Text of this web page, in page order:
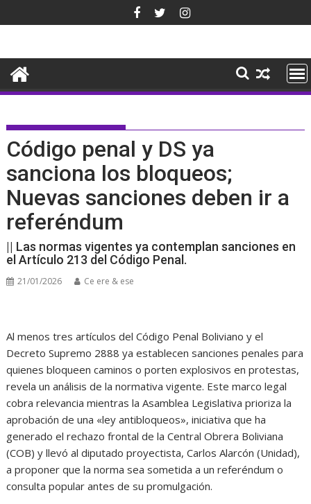
al
Código penal y DS ya
sanciona los bloqueos;
Nuevas sanciones deben ir a
referéndum
|| Las normas vigentes ya contemplan sanciones en
el Artículo 213 del Código Penal.
21/01/2026 Ce ere & ese
Al menos tres artículos del Código Penal Boliviano y el
Decreto Supremo 2888 ya establecen sanciones penales para
quienes bloqueen caminos o porten explosivos en protestas,
revela un análisis de la normativa vigente. Este marco legal
cobra relevancia mientras la Asamblea Legislativa prioriza la
aprobación de una «ley antibloqueos», iniciativa que ha
generado el rechazo frontal de la Central Obrera Boliviana
(COB) y llevó al diputado proyectista, Carlos Alarcón (Unidad),
a proponer que la norma sea sometida a un referéndum o
consulta popular antes de su promulgación.